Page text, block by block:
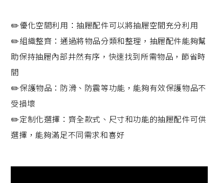
✏️優化空間利用：抽屜配件可以將抽屜空間充分利用
✏️組織整齊：通過將物品分類和整理，抽屜配件能夠幫
助保持抽屜內部井然有序，快速找到所需物品，節省時
間
✏️保護物品：防滑、防震等功能，能夠有效保護物品不
受損壞
✏️定制化選擇：齊全款式、尺寸和功能的抽屜配件可供
選擇，能夠滿足不同需求和喜好